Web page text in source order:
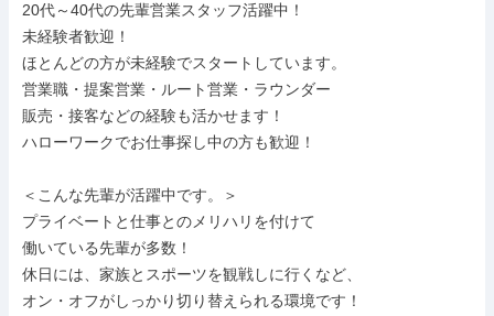
20代～40代の先輩営業スタッフ活躍中！
未経験者歓迎！
ほとんどの方が未経験でスタートしています。
営業職・提案営業・ルート営業・ラウンダー
販売・接客などの経験も活かせます！
ハローワークでお仕事探し中の方も歓迎！
＜こんな先輩が活躍中です。＞
プライベートと仕事とのメリハリを付けて
働いている先輩が多数！
休日には、家族とスポーツを観戦しに行くなど、
オン・オフがしっかり切り替えられる環境です！